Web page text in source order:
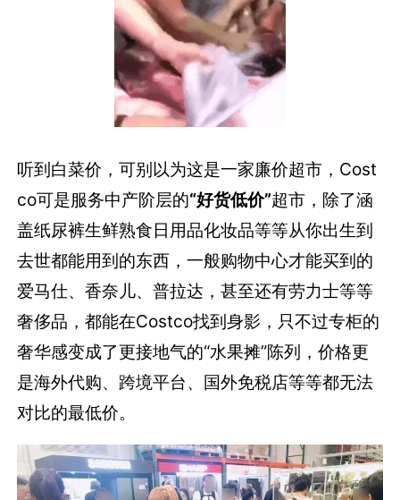
听到白菜价，可别以为这是一家廉价超市，Cost
co可是服务中产阶层的“好货低价”超市，除了涵
盖纸尿裤生鲜熟食日用品化妆品等等从你出生到
去世都能用到的东西，一般购物中心才能买到的
爱马仕、香奈儿、普拉达，甚至还有劳力士等等
奢侈品，都能在Costco找到身影，只不过专柜的
奢华感变成了更接地气的“水果摊”陈列，价格更
是海外代购、跨境平台、国外免税店等等都无法
对比的最低价。